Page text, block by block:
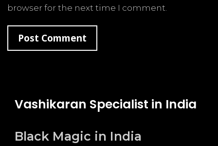
browser for the next time I comment.
Vashikaran Specialist in India
Black Magic in India